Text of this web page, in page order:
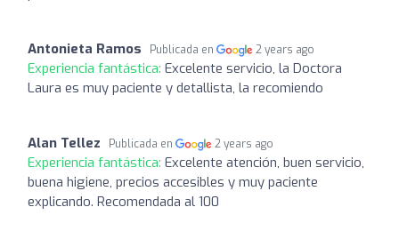
Antonieta Ramos Publicada en 2 years ago
Experiencia fantástica: Excelente servicio, la Doctora
Laura es muy paciente y detallista, la recomiendo
Alan Tellez Publicada en 2 years ago
Experiencia fantástica: Excelente atención, buen servicio,
buena higiene, precios accesibles y muy paciente
explicando. Recomendada al 100